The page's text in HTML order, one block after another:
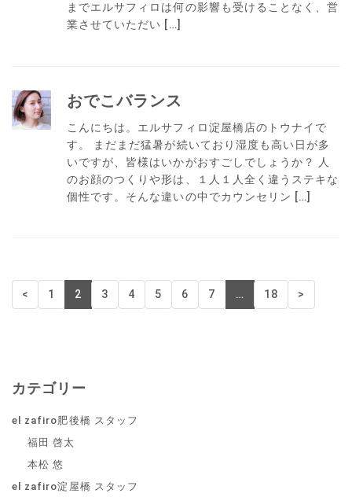
までエルサフィロは何の影響も受けることなく、営
業させていただい […]
おでこバランス
こんにちは。エルサフィロ淀屋橋店のトウナイで
す。 まだまだ猛暑が続いており湿度も高い日が多
いですが、皆様はいかがおすごしでしょうか？ 人
のお顔のつくりや形は、１人１人全く違うステキな
個性です。そんな違いの中でカウンセリン […]
< 1 2 3 4 5 6 7 … 18 >
カテゴリー
el zafiro肥後橋 スタッフ
福田 啓太
本松 悠
el zafiro淀屋橋 スタッフ